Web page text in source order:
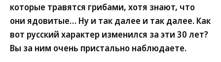
которые травятся грибами, хотя знают, что
они ядовитые… Ну и так далее и так далее. Как
вот русский характер изменился за эти 30 лет?
Вы за ним очень пристально наблюдаете.